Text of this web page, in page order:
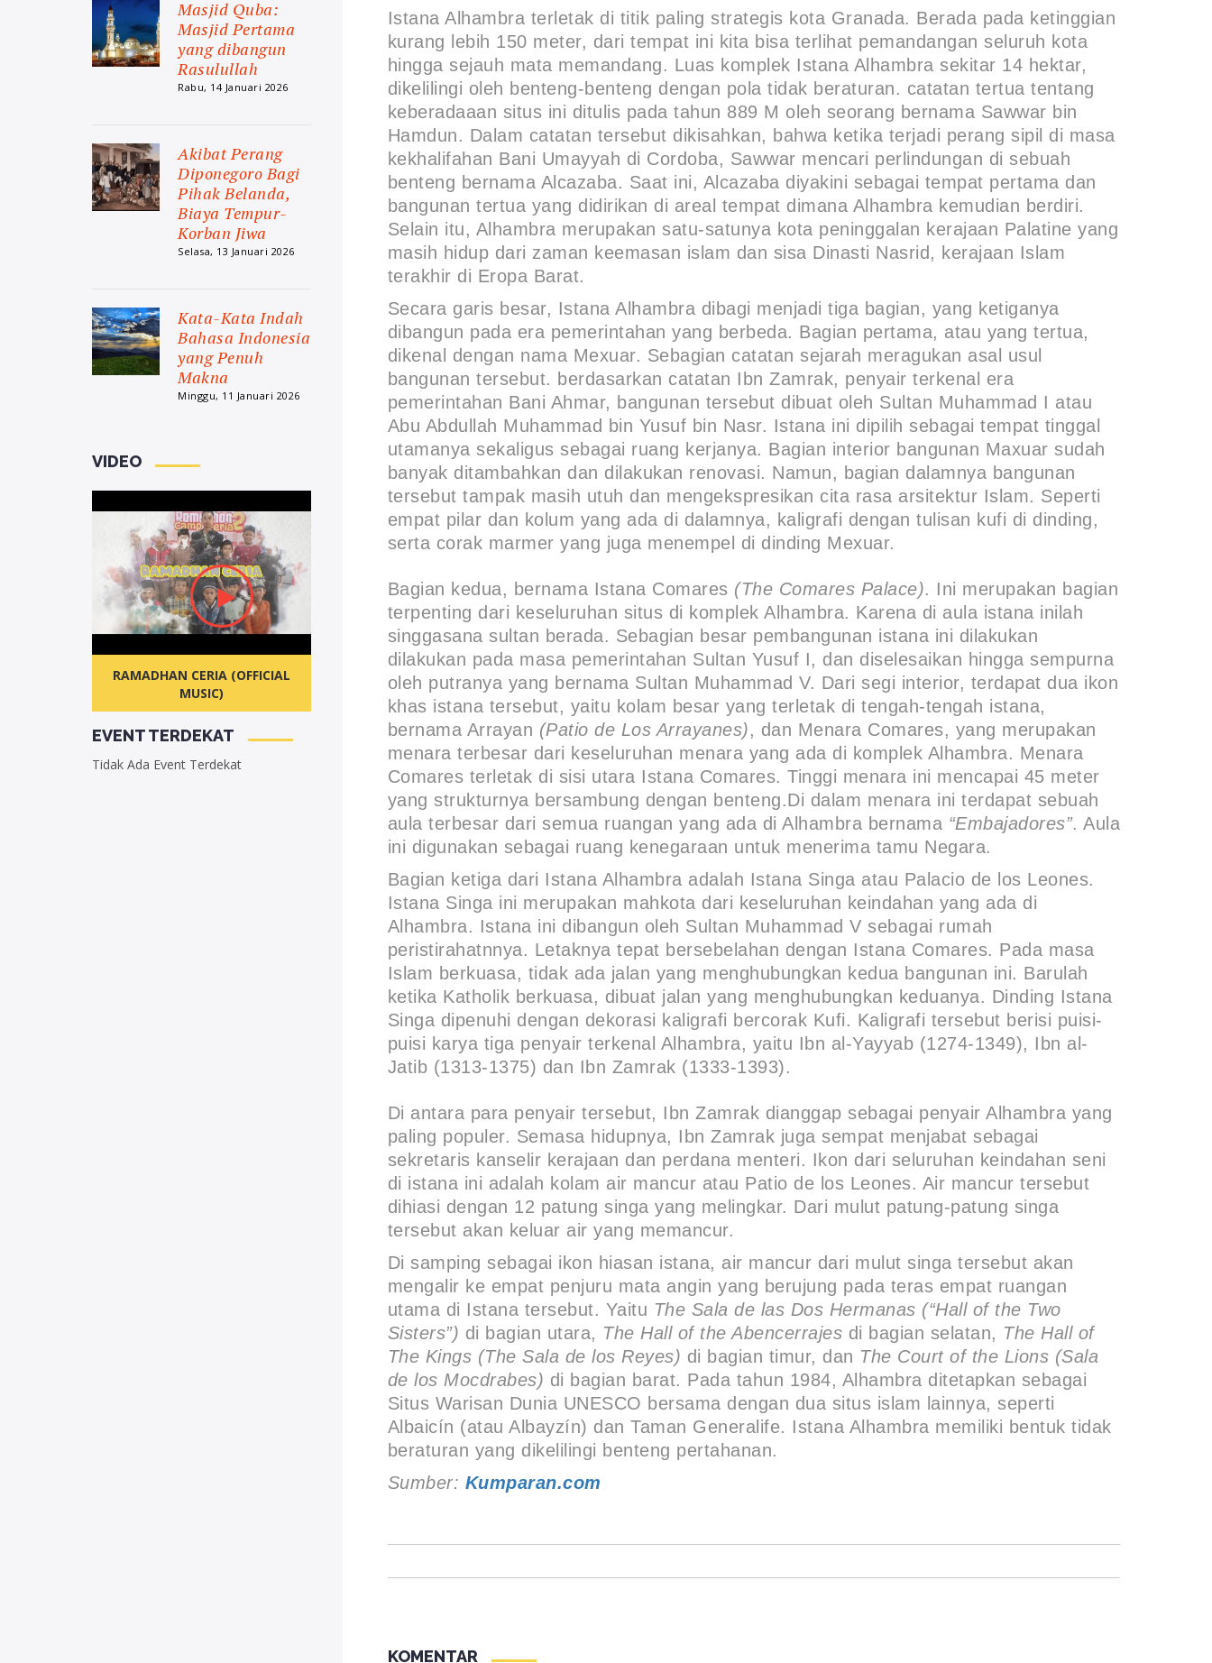
Istana Alhambra terletak di titik paling strategis kota Granada. Berada pada ketinggian
kurang lebih 150 meter, dari tempat ini kita bisa terlihat pemandangan seluruh kota
hingga sejauh mata memandang. Luas komplek Istana Alhambra sekitar 14 hektar,
dikelilingi oleh benteng-benteng dengan pola tidak beraturan. catatan tertua tentang
keberadaaan situs ini ditulis pada tahun 889 M oleh seorang bernama Sawwar bin
Hamdun. Dalam catatan tersebut dikisahkan, bahwa ketika terjadi perang sipil di masa
kekhalifahan Bani Umayyah di Cordoba, Sawwar mencari perlindungan di sebuah
benteng bernama Alcazaba. Saat ini, Alcazaba diyakini sebagai tempat pertama dan
bangunan tertua yang didirikan di areal tempat dimana Alhambra kemudian berdiri.
Selain itu, Alhambra merupakan satu-satunya kota peninggalan kerajaan Palatine yang
masih hidup dari zaman keemasan islam dan sisa Dinasti Nasrid, kerajaan Islam
terakhir di Eropa Barat.
Secara garis besar, Istana Alhambra dibagi menjadi tiga bagian, yang ketiganya
dibangun pada era pemerintahan yang berbeda. Bagian pertama, atau yang tertua,
dikenal dengan nama Mexuar. Sebagian catatan sejarah meragukan asal usul
bangunan tersebut. berdasarkan catatan Ibn Zamrak, penyair terkenal era
pemerintahan Bani Ahmar, bangunan tersebut dibuat oleh Sultan Muhammad I atau
Abu Abdullah Muhammad bin Yusuf bin Nasr. Istana ini dipilih sebagai tempat tinggal
utamanya sekaligus sebagai ruang kerjanya. Bagian interior bangunan Maxuar sudah
banyak ditambahkan dan dilakukan renovasi. Namun, bagian dalamnya bangunan
tersebut tampak masih utuh dan mengekspresikan cita rasa arsitektur Islam. Seperti
empat pilar dan kolum yang ada di dalamnya, kaligrafi dengan tulisan kufi di dinding,
serta corak marmer yang juga menempel di dinding Mexuar.
Bagian kedua, bernama Istana Comares (The Comares Palace). Ini merupakan bagian
terpenting dari keseluruhan situs di komplek Alhambra. Karena di aula istana inilah
singgasana sultan berada. Sebagian besar pembangunan istana ini dilakukan
dilakukan pada masa pemerintahan Sultan Yusuf I, dan diselesaikan hingga sempurna
oleh putranya yang bernama Sultan Muhammad V. Dari segi interior, terdapat dua ikon
khas istana tersebut, yaitu kolam besar yang terletak di tengah-tengah istana,
bernama Arrayan (Patio de Los Arrayanes), dan Menara Comares, yang merupakan
menara terbesar dari keseluruhan menara yang ada di komplek Alhambra. Menara
Comares terletak di sisi utara Istana Comares. Tinggi menara ini mencapai 45 meter
yang strukturnya bersambung dengan benteng.Di dalam menara ini terdapat sebuah
aula terbesar dari semua ruangan yang ada di Alhambra bernama “Embajadores”. Aula
ini digunakan sebagai ruang kenegaraan untuk menerima tamu Negara.
Bagian ketiga dari Istana Alhambra adalah Istana Singa atau Palacio de los Leones.
Istana Singa ini merupakan mahkota dari keseluruhan keindahan yang ada di
Alhambra. Istana ini dibangun oleh Sultan Muhammad V sebagai rumah
peristirahatnnya. Letaknya tepat bersebelahan dengan Istana Comares. Pada masa
Islam berkuasa, tidak ada jalan yang menghubungkan kedua bangunan ini. Barulah
ketika Katholik berkuasa, dibuat jalan yang menghubungkan keduanya. Dinding Istana
Singa dipenuhi dengan dekorasi kaligrafi bercorak Kufi. Kaligrafi tersebut berisi puisi-
puisi karya tiga penyair terkenal Alhambra, yaitu Ibn al-Yayyab (1274-1349), Ibn al-
Jatib (1313-1375) dan Ibn Zamrak (1333-1393).
Di antara para penyair tersebut, Ibn Zamrak dianggap sebagai penyair Alhambra yang
paling populer. Semasa hidupnya, Ibn Zamrak juga sempat menjabat sebagai
sekretaris kanselir kerajaan dan perdana menteri. Ikon dari seluruhan keindahan seni
di istana ini adalah kolam air mancur atau Patio de los Leones. Air mancur tersebut
dihiasi dengan 12 patung singa yang melingkar. Dari mulut patung-patung singa
tersebut akan keluar air yang memancur.
Di samping sebagai ikon hiasan istana, air mancur dari mulut singa tersebut akan
mengalir ke empat penjuru mata angin yang berujung pada teras empat ruangan
utama di Istana tersebut. Yaitu The Sala de las Dos Hermanas (“Hall of the Two
Sisters”) di bagian utara, The Hall of the Abencerrajes di bagian selatan, The Hall of
The Kings (The Sala de los Reyes) di bagian timur, dan The Court of the Lions (Sala
de los Mocdrabes) di bagian barat. Pada tahun 1984, Alhambra ditetapkan sebagai
Situs Warisan Dunia UNESCO bersama dengan dua situs islam lainnya, seperti
Albaicín (atau Albayzín) dan Taman Generalife. Istana Alhambra memiliki bentuk tidak
beraturan yang dikelilingi benteng pertahanan.
Sumber: Kumparan.com
KOMENTAR
Masjid Quba:
Masjid Pertama
yang dibangun
Rasulullah
Rabu, 14 Januari 2026
Akibat Perang
Diponegoro Bagi
Pihak Belanda,
Biaya Tempur-
Korban Jiwa
Selasa, 13 Januari 2026
Kata-Kata Indah
Bahasa Indonesia
yang Penuh
Makna
Minggu, 11 Januari 2026
VIDEO
RAMADHAN CERIA (OFFICIAL
MUSIC)
EVENT TERDEKAT
Tidak Ada Event Terdekat